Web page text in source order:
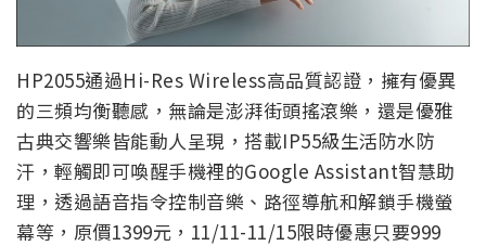
HP2055通過Hi-Res Wireless高品質認證，擁有優異
的三頻均衡聽感，無論是澎湃街頭搖滾樂，還是優雅
古典交響樂皆能動人呈現，搭載IP55級生活防水防
汗，輕觸即可喚醒手機裡的Google Assistant智慧助
理，透過語音指令控制音樂、路徑導航和解鎖手機螢
幕等，原價1399元，11/11-11/15限時優惠只要999